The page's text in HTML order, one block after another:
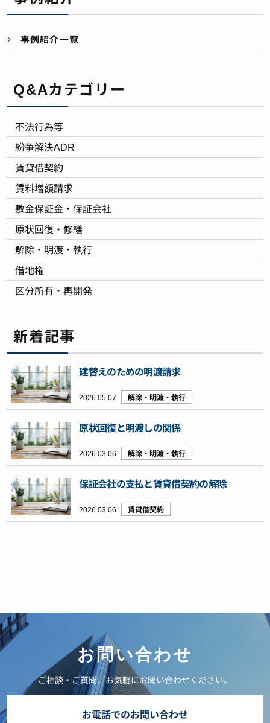
事例紹介一覧
Q&Aカテゴリー
不法行為等
紛争解決ADR
賃貸借契約
賃料増額請求
敷金保証金・保証会社
原状回復・修繕
解除・明渡・執行
借地権
区分所有・再開発
新着記事
建替えのための明渡請求
2026.05.07 解除・明渡・執行
原状回復と明渡しの関係
2026.03.06 解除・明渡・執行
保証会社の支払と賃貸借契約の解除
2026.03.06 賃貸借契約
お問い合わせ
ご相談・ご質問、お気軽にお問い合わせください。
お電話でのお問い合わせ